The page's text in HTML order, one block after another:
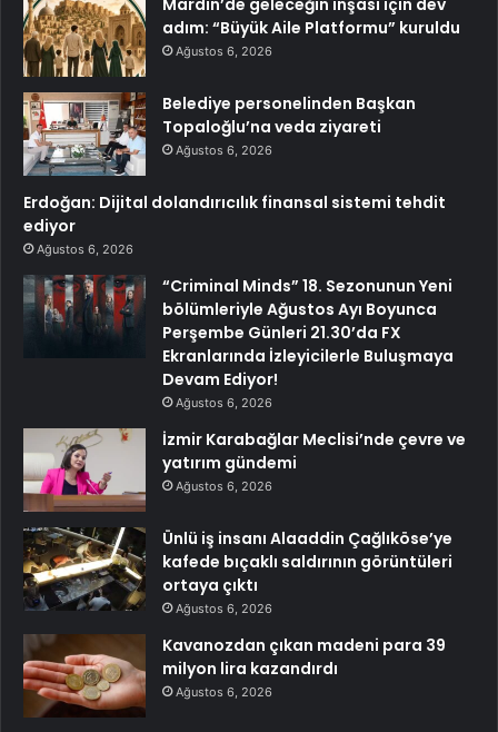
Mardin’de geleceğin inşası için dev
adım: “Büyük Aile Platformu” kuruldu
Ağustos 6, 2026
Belediye personelinden Başkan
Topaloğlu’na veda ziyareti
Ağustos 6, 2026
Erdoğan: Dijital dolandırıcılık finansal sistemi tehdit
ediyor
Ağustos 6, 2026
“Criminal Minds” 18. Sezonunun Yeni
bölümleriyle Ağustos Ayı Boyunca
Perşembe Günleri 21.30’da FX
Ekranlarında İzleyicilerle Buluşmaya
Devam Ediyor!
Ağustos 6, 2026
İzmir Karabağlar Meclisi’nde çevre ve
yatırım gündemi
Ağustos 6, 2026
Ünlü iş insanı Alaaddin Çağlıköse’ye
kafede bıçaklı saldırının görüntüleri
ortaya çıktı
Ağustos 6, 2026
Kavanozdan çıkan madeni para 39
milyon lira kazandırdı
Ağustos 6, 2026